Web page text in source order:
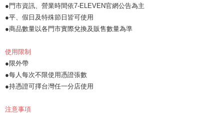
●門市資訊、營業時間依7-ELEVEN官網公告為主
●平、假日及特殊節日皆可使用
●商品數量以各門市實際兌換及販售數量為準
使用限制
●限外帶
●每人每次不限使用憑證張數
●持憑證可擇台灣任一分店使用
注意事項